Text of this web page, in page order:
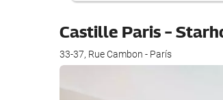
Castille Paris –
33-37, Rue Cambon - París